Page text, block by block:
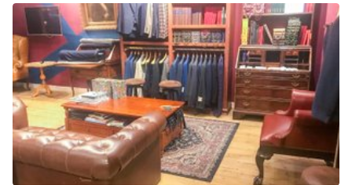
Spazio pubblicitario
Spazio unico
Stand / Bancarella
Stand / Chiosco / Stand
Studio fotografico / riprese
Terrazzo
Uffici